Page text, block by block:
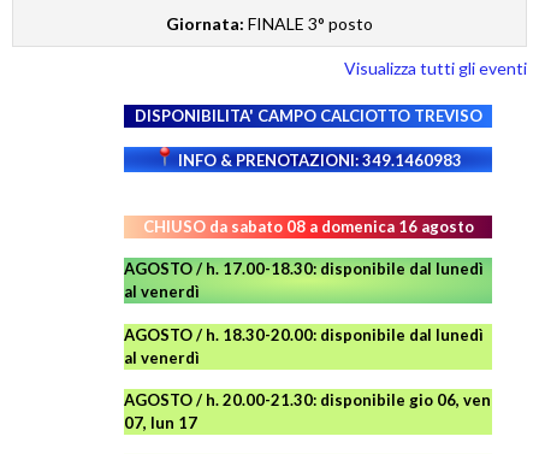
Giornata: FINALE 3° posto
Visualizza tutti gli eventi
DISPONIBILITA' CAMPO CALCIOTTO TREVISO
INFO & PRENOTAZIONI: 349.1460983
CHIUSO da sabato 08 a domenica 16 agosto
AGOSTO / h. 17.00-18.30: disponibile dal lunedì
al venerdì
AGOSTO/ h. 18.30-20.00: disponibile dal lunedì
al venerdì
AGOSTO / h. 20.00-21.30: disponibile gio 06, ven
07, lun 17